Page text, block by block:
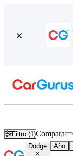
Filtro (1)Compara
Dodge Año